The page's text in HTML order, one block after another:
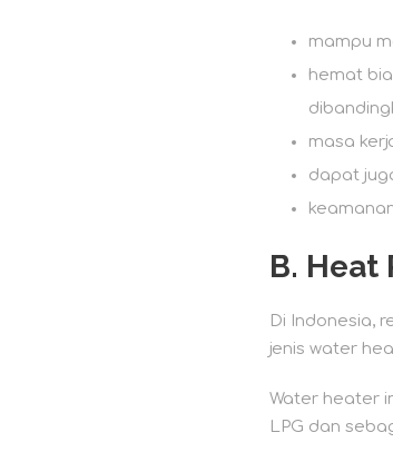
mampu
hemat
masa
dapat
B. Heat
Di Indonesia,
jenis water
Water heater
LPG dan